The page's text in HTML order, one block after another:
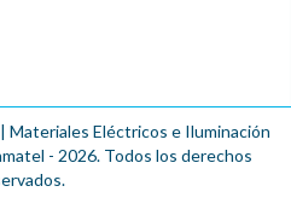
Materiales Eléctricos e Iluminación
- 2026. Todos los derechos